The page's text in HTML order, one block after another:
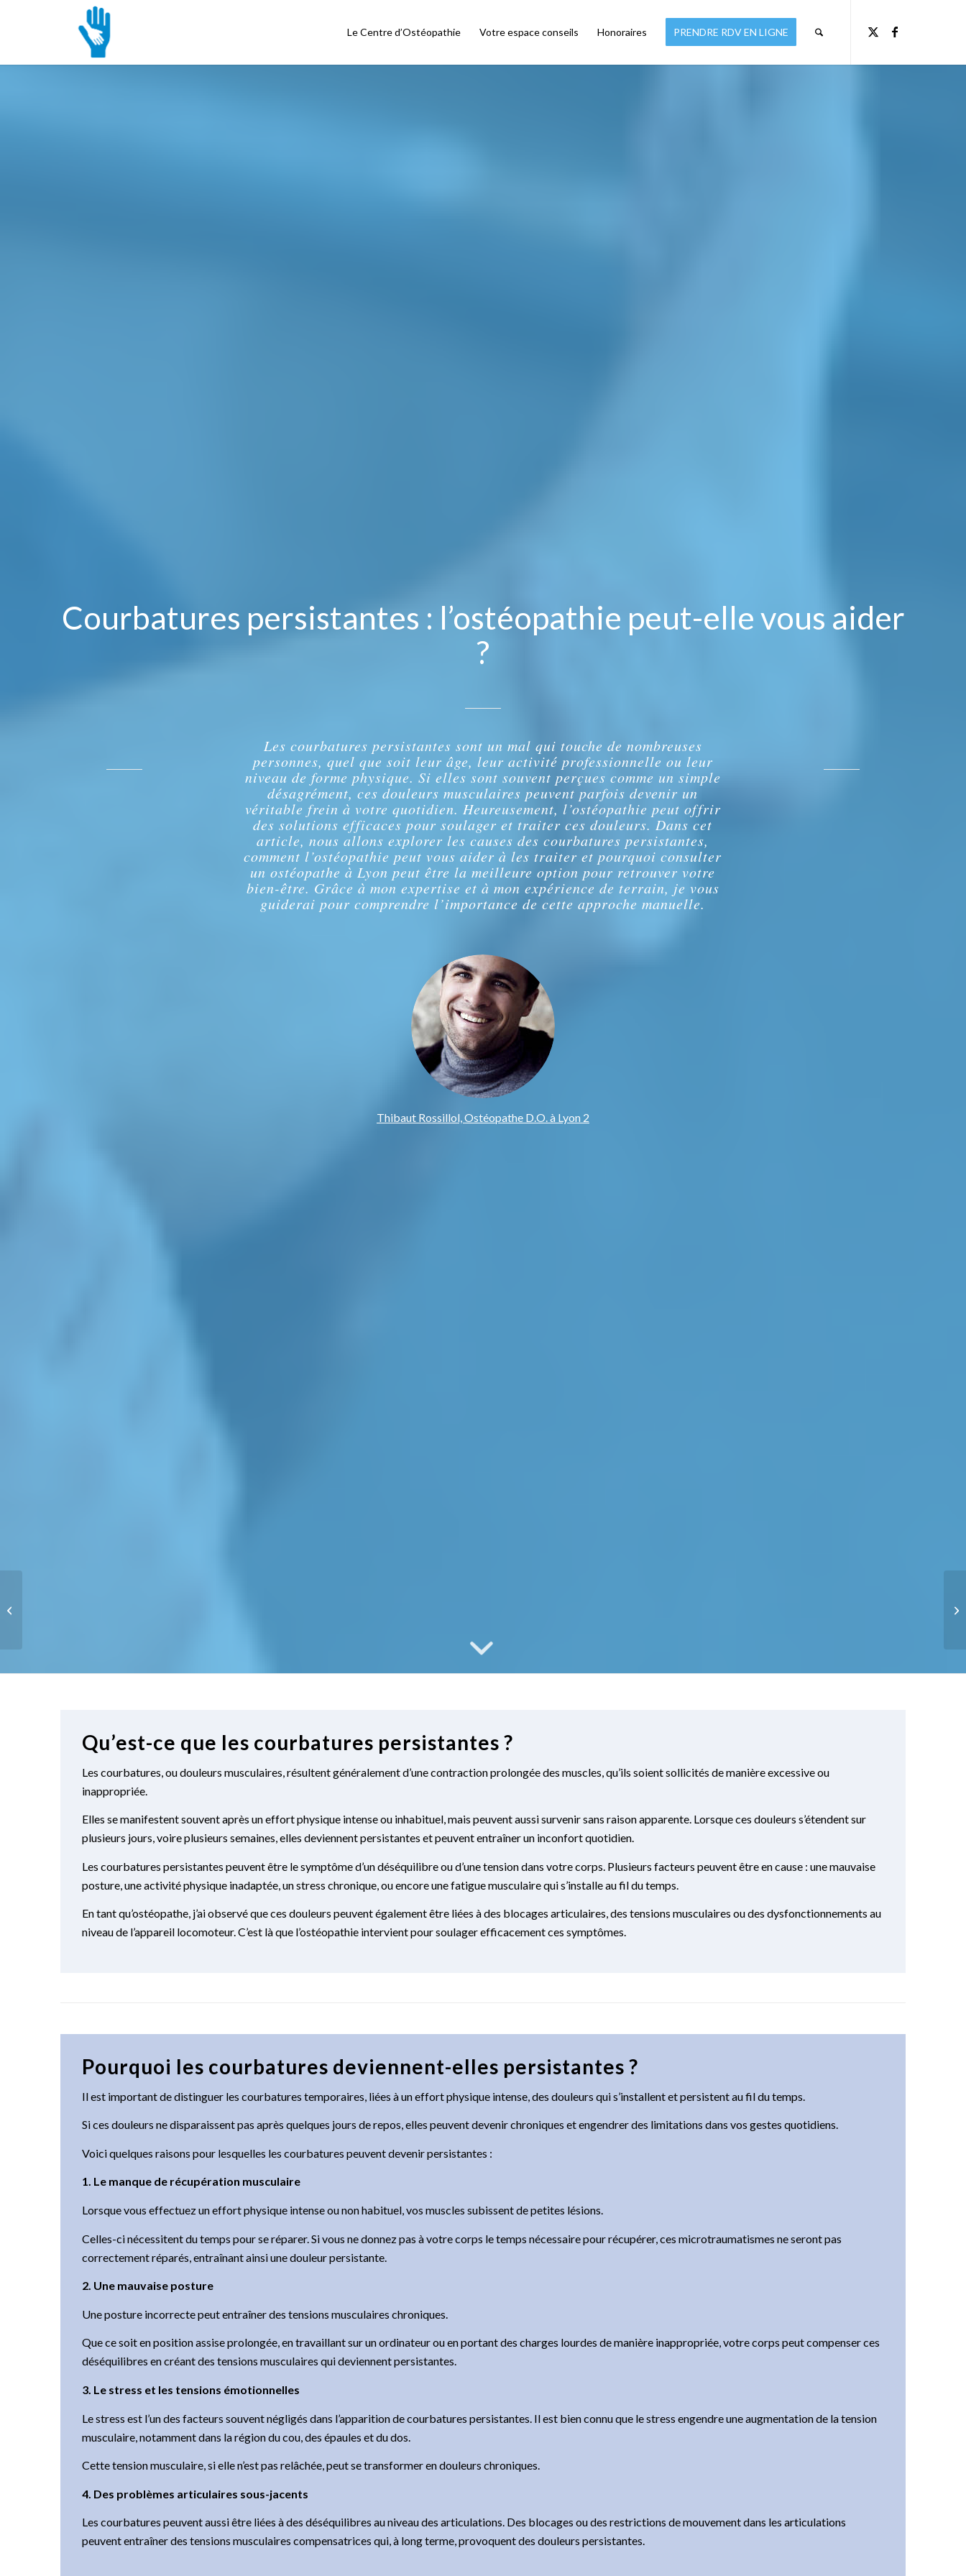
Le Centre d’Ostéopathie Votre espace conseils Honoraires PRENDRE RDV EN LIGNE
Courbatures persistantes : l’ostéopathie peut-elle vous aider
?
Les courbatures persistantes sont un mal qui touche de nombreuses
personnes, quel que soit leur âge, leur activité professionnelle ou leur
niveau de forme physique. Si elles sont souvent perçues comme un simple
désagrément, ces douleurs musculaires peuvent parfois devenir un
véritable frein à votre quotidien. Heureusement, l’ostéopathie peut offrir
des solutions efficaces pour soulager et traiter ces douleurs. Dans cet
article, nous allons explorer les causes des courbatures persistantes,
comment l’ostéopathie peut vous aider à les traiter et pourquoi consulter
un ostéopathe à Lyon peut être la meilleure option pour retrouver votre
bien-être. Grâce à mon expertise et à mon expérience de terrain, je vous
guiderai pour comprendre l’importance de cette approche manuelle.
Thibaut Rossillol, Ostéopathe D.O. à Lyon 2
Qu’est-ce que les courbatures persistantes ?
Les courbatures, ou douleurs musculaires, résultent généralement d’une contraction prolongée des muscles, qu’ils soient sollicités de manière excessive ou
inappropriée.
Elles se manifestent souvent après un effort physique intense ou inhabituel, mais peuvent aussi survenir sans raison apparente. Lorsque ces douleurs s’étendent sur
plusieurs jours, voire plusieurs semaines, elles deviennent persistantes et peuvent entraîner un inconfort quotidien.
Les courbatures persistantes peuvent être le symptôme d’un déséquilibre ou d’une tension dans votre corps. Plusieurs facteurs peuvent être en cause : une mauvaise
posture, une activité physique inadaptée, un stress chronique, ou encore une fatigue musculaire qui s’installe au fil du temps.
En tant qu’ostéopathe, j’ai observé que ces douleurs peuvent également être liées à des blocages articulaires, des tensions musculaires ou des dysfonctionnements au
niveau de l’appareil locomoteur. C’est là que l’ostéopathie intervient pour soulager efficacement ces symptômes.
Pourquoi les courbatures deviennent-elles persistantes ?
Il est important de distinguer les courbatures temporaires, liées à un effort physique intense, des douleurs qui s’installent et persistent au fil du temps.
Si ces douleurs ne disparaissent pas après quelques jours de repos, elles peuvent devenir chroniques et engendrer des limitations dans vos gestes quotidiens.
Voici quelques raisons pour lesquelles les courbatures peuvent devenir persistantes :
1. Le manque de récupération musculaire
Lorsque vous effectuez un effort physique intense ou non habituel, vos muscles subissent de petites lésions.
Celles-ci nécessitent du temps pour se réparer. Si vous ne donnez pas à votre corps le temps nécessaire pour récupérer, ces microtraumatismes ne seront pas
correctement réparés, entraînant ainsi une douleur persistante.
2. Une mauvaise posture
Une posture incorrecte peut entraîner des tensions musculaires chroniques.
Que ce soit en position assise prolongée, en travaillant sur un ordinateur ou en portant des charges lourdes de manière inappropriée, votre corps peut compenser ces
déséquilibres en créant des tensions musculaires qui deviennent persistantes.
3. Le stress et les tensions émotionnelles
Le stress est l’un des facteurs souvent négligés dans l’apparition de courbatures persistantes. Il est bien connu que le stress engendre une augmentation de la tension
musculaire, notamment dans la région du cou, des épaules et du dos.
Cette tension musculaire, si elle n’est pas relâchée, peut se transformer en douleurs chroniques.
4. Des problèmes articulaires sous-jacents
Les courbatures peuvent aussi être liées à des déséquilibres au niveau des articulations. Des blocages ou des restrictions de mouvement dans les articulations
peuvent entraîner des tensions musculaires compensatrices qui, à long terme, provoquent des douleurs persistantes.